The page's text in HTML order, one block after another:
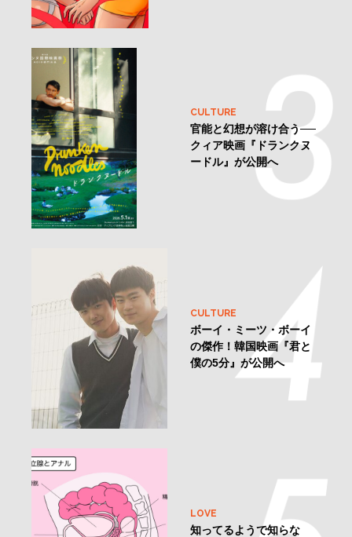
CULTURE
官能と幻想が溶け合う──
クィア映画『ドランクヌ
ードル』が公開へ
CULTURE
ボーイ・ミーツ・ボーイ
の傑作！韓国映画『君と
僕の5分』が公開へ
LOVE
知ってるようで知らな